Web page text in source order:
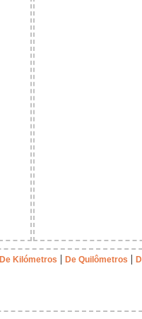
De Kilómetros De Quilômetros